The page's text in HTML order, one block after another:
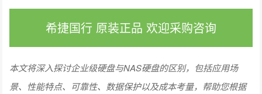
希捷国行 原装正品 欢迎采购咨询
本文将深入探讨企业级硬盘与NAS硬盘的区别，包括应用场
景、性能特点、可靠性、数据保护以及成本考量，帮助您根据